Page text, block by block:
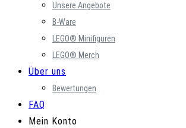
Unsere Angebote
B-Ware
LEGO® Minifiguren
LEGO® Merch
Über uns
Bewertungen
FAQ
Mein Konto